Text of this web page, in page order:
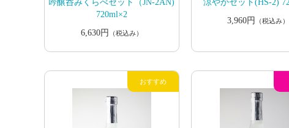
吟醸呑みくらべセット（JN-2AN)
720ml×2
6,630円
（税込み）
涼やかセット(HS-2)
3,960円
（税込み）